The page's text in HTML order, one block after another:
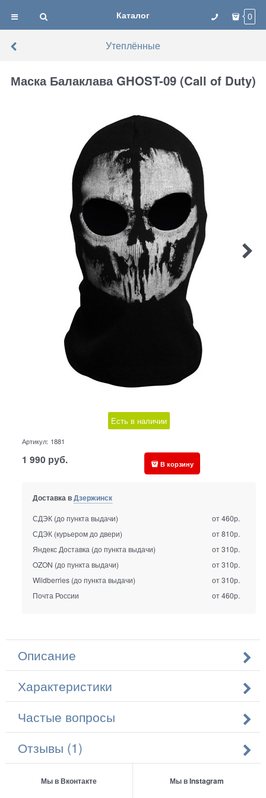
Каталог 0
Утеплённые
Маска Балаклава GHOST-09 (Call of Duty)
Есть в наличии
Артикул: 1881
1 990 руб. В корзину
Доставка вДзержинск
СДЭК (до пункта выдачи)
от 460р.
СДЭК (курьером до двери)
от 810р.
Яндекс Доставка (до пункта выдачи)
от 310р.
OZON (до пункта выдачи)
от 310р.
Wildberries (до пункта выдачи)
от 310р.
Почта России
от 460р.
Описание
Характеристики
Частые вопросы
Отзывы (1)
Мы в Вконтакте Мы в Instagram